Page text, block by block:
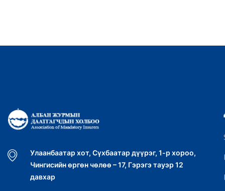
Улаанбаатар хот, Сүхбаатар дүүрэг, 1-р хороо,
Чингисийн өргөн чөлөө – 17, Гэрэгэ тауэр 12
давхар